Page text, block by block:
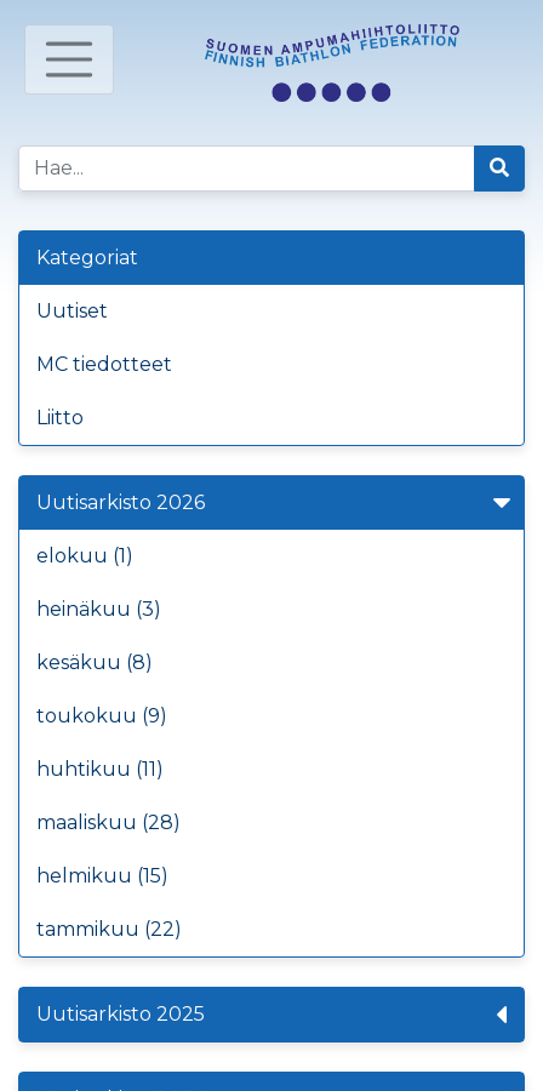
Kategoriat
Uutiset
MC tiedotteet
Liitto
Uutisarkisto 2026
elokuu (1)
heinäkuu (3)
kesäkuu (8)
toukokuu (9)
huhtikuu (11)
maaliskuu (28)
helmikuu (15)
tammikuu (22)
Uutisarkisto 2025